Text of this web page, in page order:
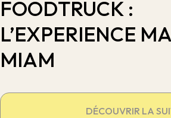
FOODTRUCK :
L’EXPERIENCE
MIAM
DÉCOUVRIR LA